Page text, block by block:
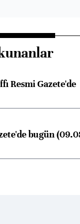
Resmi Gazete'de
bugün